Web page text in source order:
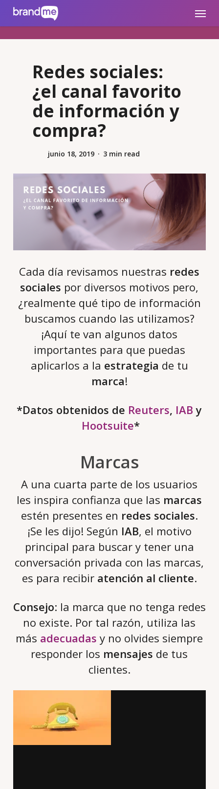
brandme.la Menu
Redes sociales:
¿el canal favorito
de información y
compra?
junio 18, 2019 3 min read
Cada día revisamos nuestras redes
sociales por diversos motivos pero,
¿realmente qué tipo de información
buscamos cuando las utilizamos?
¡Aquí te van algunos datos
importantes para que puedas
aplicarlos a la estrategia de tu
marca!
*Datos obtenidos de Reuters, IAB y
Hootsuite*
Marcas
A una cuarta parte de los usuarios
les inspira confianza que las marcas
estén presentes en redes sociales.
¡Se les dijo! Según IAB, el motivo
principal para buscar y tener una
conversación privada con las marcas,
es para recibir atención al cliente.
Consejo: la marca que no tenga redes
no existe. Por tal razón, utiliza las
más adecuadas y no olvides siempre
responder los mensajes de tus
clientes.